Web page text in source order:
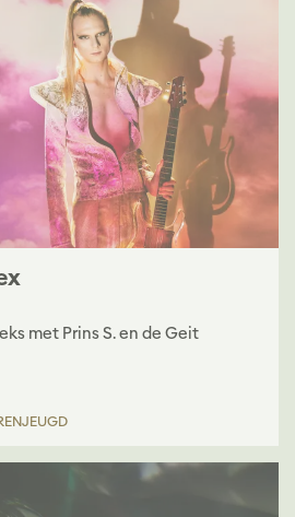
met Prins S. en de Geit
JEUGD